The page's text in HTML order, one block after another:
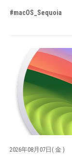
#macOS_Sequoia
2026年08月07日( 金 )